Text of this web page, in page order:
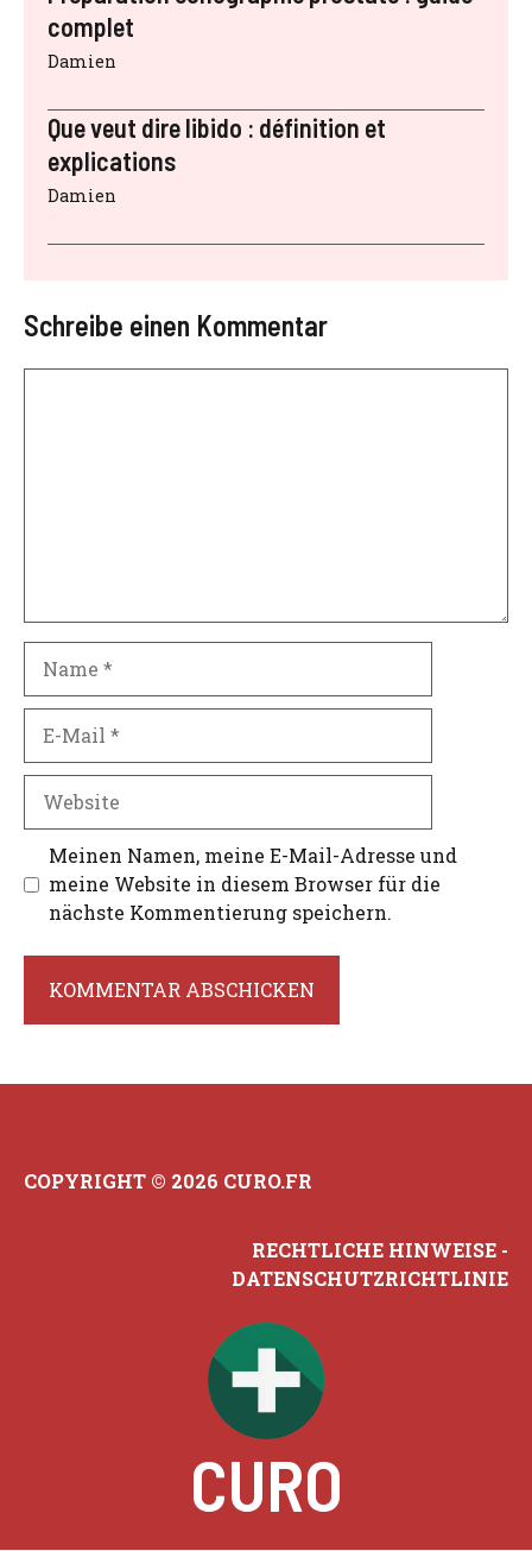
complet
Damien
Que veut dire libido : définition et
explications
Damien
Schreibe einen Kommentar
Mail
Website
Meinen Namen, meine E-Mail-Adresse und
meine Website in diesem Browser für die
nächste Kommentierung speichern.
COPYRIGHT © 2026 CURO.FR
RECHTLICHE HINWEISE -
DATENSCHUTZRICHTLINIE
CURO